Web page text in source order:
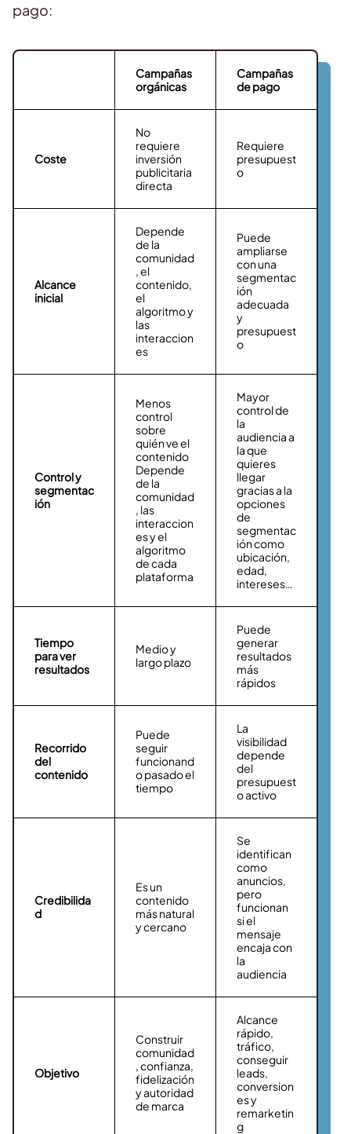
pago:
Campañas
orgánicas
Campañas
de pago
Coste
No
requiere
inversión
publicitaria
directa
Requiere
presupuest
o
Alcance
inicial
Depende
de la
comunidad
, el
contenido,
el
algoritmo y
las
interaccion
es
Puede
ampliarse
con una
segmentac
ión
adecuada
y
presupuest
o
Control y
segmentac
ión
Menos
control
sobre
quién ve el
contenido
Depende
de la
comunidad
, las
interaccion
es y el
algoritmo
de cada
plataforma
Mayor
control de
la
audiencia a
la que
quieres
llegar
gracias a la
opciones
de
segmentac
ión como
ubicación,
edad,
intereses…
Tiempo
para ver
resultados
Medio y
largo plazo
Puede
generar
resultados
más
rápidos
Recorrido
del
contenido
Puede
seguir
funcionand
o pasado el
tiempo
La
visibilidad
depende
del
presupuest
o activo
Credibilida
d
Es un
contenido
más natural
y cercano
Se
identifican
como
anuncios,
pero
funcionan
si el
mensaje
encaja con
la
audiencia
Objetivo
Construir
comunidad
, confianza,
fidelización
y autoridad
de marca
Alcance
rápido,
tráfico,
conseguir
leads,
conversion
es y
remarketin
g